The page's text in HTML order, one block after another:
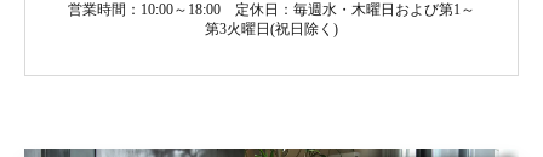
営業時間：10:00～18:00 定休日：毎週水・木曜日および第1～
第3火曜日(祝日除く)